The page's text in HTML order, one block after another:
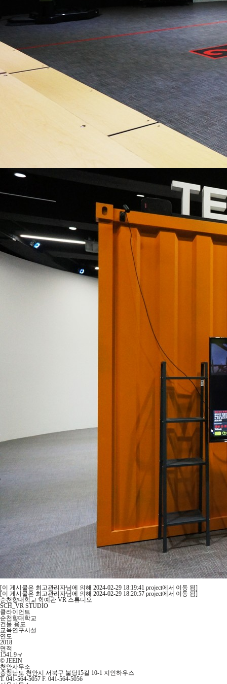
[이 게시물은 최고관리자님에 의해 2024-02-29 18:19:41 project에서 이동 됨]
[이 게시물은 최고관리자님에 의해 2024-02-29 18:20:57 project에서 이동 됨]
순천향대학교 학예관 VR 스튜디오
SCH_VR STUDIO
클라이언트
순천향대학교
건물 용도
교육연구시설
연도
2018
면적
1541.9㎡
© JEEIN
천안사무소
충청남도 천안시 서북구 불당15길 10-1 지인하우스
T. 041-564-5057 F. 041-564-5056